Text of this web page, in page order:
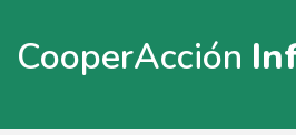
CooperAcción